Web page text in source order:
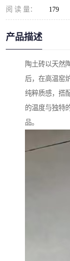
阅 读 量： 179
产品描述
陶土砖以天然
后，在高温窑
纯粹质感，搭
的温度与独特
品。